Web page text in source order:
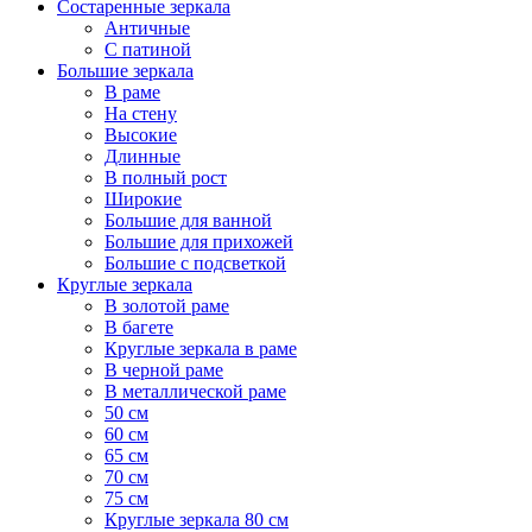
Состаренные зеркала
Античные
С патиной
Большие зеркала
В раме
На стену
Высокие
Длинные
В полный рост
Широкие
Большие для ванной
Большие для прихожей
Большие с подсветкой
Круглые зеркала
В золотой раме
В багете
Круглые зеркала в раме
В черной раме
В металлической раме
50 см
60 см
65 см
70 см
75 см
Круглые зеркала 80 см